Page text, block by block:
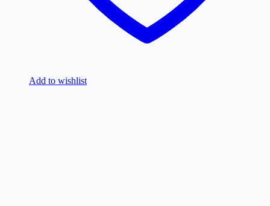
Add to wishlist